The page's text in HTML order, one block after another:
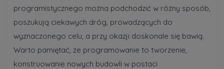
programistycznego można podchodzić w różny sposób,
poszukują ciekawych dróg, prowadzących do
wyznaczonego celu, a przy okazji doskonale się bawią.
Warto pamiętać, że programowanie to tworzenie,
konstruowanie nowych budowli w postaci